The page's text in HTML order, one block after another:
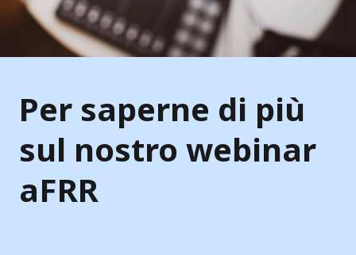
Per saperne di più
sul nostro webinar
aFRR